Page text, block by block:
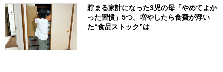
貯まる家計になった3児の母「やめてよか
った習慣」5つ。増やしたら食費が浮い
た“食品ストック”は